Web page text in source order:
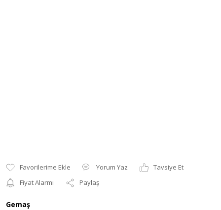
Yorum Yaz
Tavsiye Et
Fiyat Alarmı
Paylaş
Gemaş